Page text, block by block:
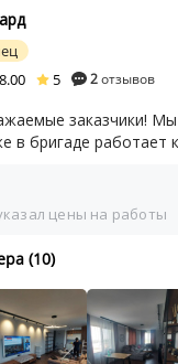
8.00
5 2отзывов
заказчики!
в бригаде работает
цены на работы
(10)